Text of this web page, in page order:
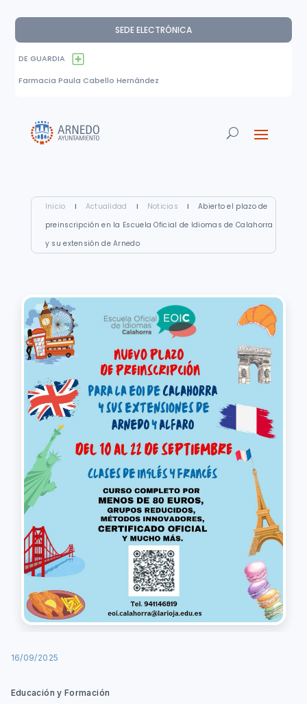
SEDE ELECTRÓNICA
DE GUARDIA
Farmacia Paula Cabello Hernández
Inicio I Actualidad I Noticias I
Abierto el plazo de
preinscripción en la Escuela Oficial de Idiomas de Calahorra
y su extensión de Arnedo
16/09/2025
Educación y Formación